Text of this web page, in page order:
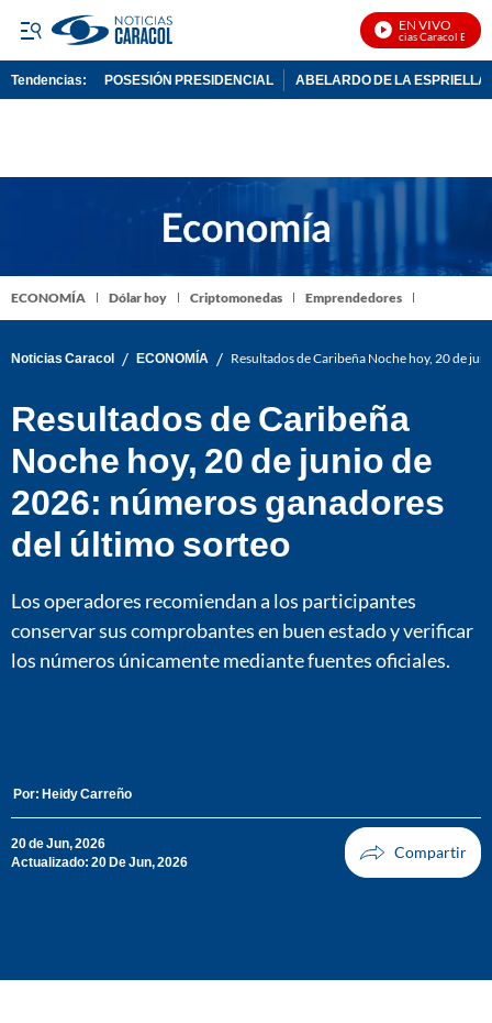
EN VIVO
Noticias Caracol En Vivo
Tendencias: POSESIÓN PRESIDENCIAL ABELARDO DE LA ESPRIELLA
ECONOMÍA Dólar hoy Criptomonedas Emprendedores
Noticias Caracol / ECONOMÍA / Resultados de Caribeña Noche hoy, 20 de
Resultados de Caribeña
Noche hoy, 20 de junio de
2026: números ganadores
del último sorteo
Los operadores recomiendan a los participantes
conservar sus comprobantes en buen estado y verificar
los números únicamente mediante fuentes oficiales.
Por: Heidy Carreño
20 de Jun, 2026
Actualizado: 20 De Jun, 2026